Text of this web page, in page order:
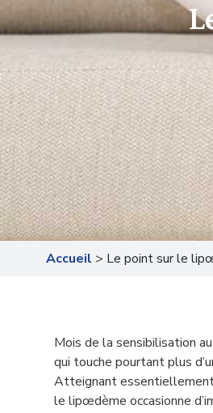
Accueil > Le point sur le
Mois de la sensibilisation
qui touche pourtant plus
Atteignant essentiellement
le lipœdème occasionne